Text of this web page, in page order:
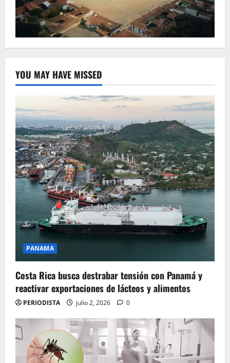
YOU MAY HAVE MISSED
PANAMA
Costa Rica busca destrabar tensión con Panamá y
reactivar exportaciones de lácteos y alimentos
PERIODISTA julio 2, 2026 0